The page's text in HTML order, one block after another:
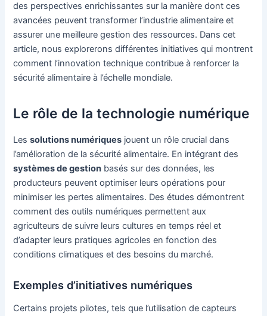
des perspectives enrichissantes sur la manière dont ces
avancées peuvent transformer l’industrie alimentaire et
assurer une meilleure gestion des ressources. Dans cet
article, nous explorerons différentes initiatives qui montrent
comment l’innovation technique contribue à renforcer la
sécurité alimentaire à l’échelle mondiale.
Le rôle de la technologie numérique
Lessolutions numériques jouent un rôle crucial dans
l’amélioration de la sécurité alimentaire. En intégrant des
systèmes de gestion basés sur des données, les
producteurs peuvent optimiser leurs opérations pour
minimiser les pertes alimentaires. Des études démontrent
comment des outils numériques permettent aux
agriculteurs de suivre leurs cultures en temps réel et
d’adapter leurs pratiques agricoles en fonction des
conditions climatiques et des besoins du marché.
Exemples d’initiatives numériques
Certains projets pilotes, tels que l’utilisation de capteurs